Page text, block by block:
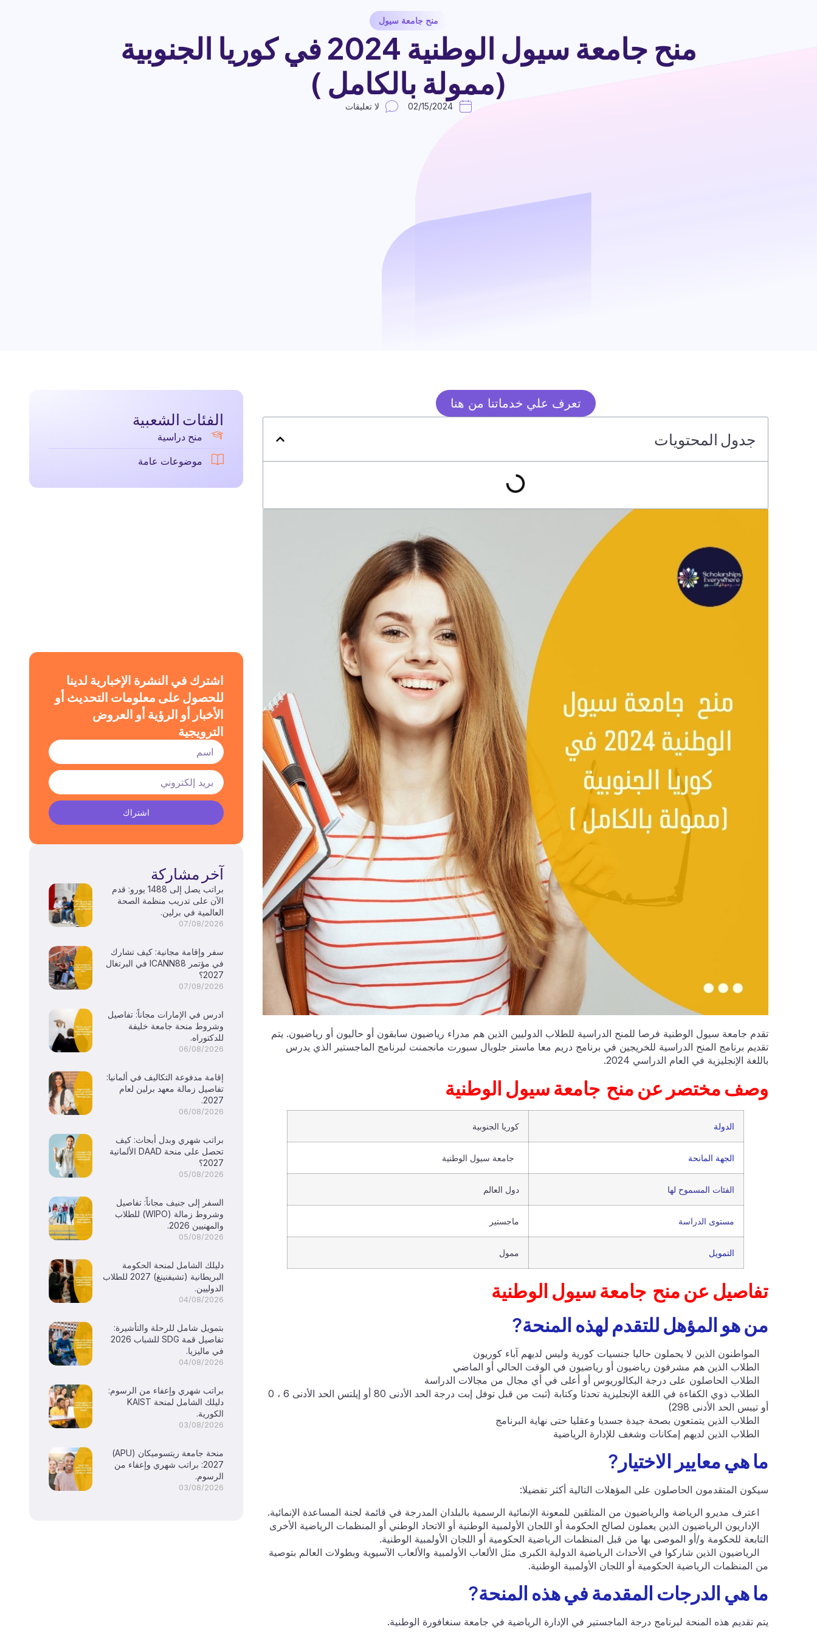
منح جامعة سيول
منح جامعة سيول الوطنية 2024 في كوريا الجنوبية
(ممولة بالكامل )
02/15/2024 لا تعليقات
تعرف علي خدماتنا من هنا
جدول المحتويات
تقدم جامعة سيول الوطنية فرصا للمنح الدراسية للطلاب الدوليين الذين هم مدراء رياضيون سابقون أو حاليون أو رياضيون. يتم
تقديم برنامج المنح الدراسية للخريجين في برنامج دريم معا ماستر جلوبال سبورت مانجمنت لبرنامج الماجستير الذي يدرس
باللغة الإنجليزية في العام الدراسي 2024.
وصف مختصر عن منح جامعة سيول الوطنية
الدولة كوريا الجنوبية
الجهة المانحة جامعة سيول الوطنية
الفئات المسموح لها دول العالم
مستوى الدراسة ماجستير
التمويل ممول
تفاصيل عن منح جامعة سيول الوطنية
من هو المؤهل للتقدم لهذه المنحة?
المواطنون الذين لا يحملون حاليا جنسيات كورية وليس لديهم آباء كوريون
الطلاب الذين هم مشرفون رياضيون أو رياضيون في الوقت الحالي أو الماضي
الطلاب الحاصلون على درجة البكالوريوس أو أعلى في أي مجال من مجالات الدراسة
الطلاب ذوي الكفاءة في اللغة الإنجليزية تحدثا وكتابة (ثبت من قبل توفل إبت درجة الحد الأدنى 80 أو إيلتس الحد الأدنى 6 ، 0
أو تيبس الحد الأدنى 298)
الطلاب الذين يتمتعون بصحة جيدة جسديا وعقليا حتى نهاية البرنامج
الطلاب الذين لديهم إمكانات وشغف للإدارة الرياضية
ما هي معايير الاختيار?
سيكون المتقدمون الحاصلون على المؤهلات التالية أكثر تفضيلا:
اعترف مديرو الرياضة والرياضيون من المتلقين للمعونة الإنمائية الرسمية بالبلدان المدرجة في قائمة لجنة المساعدة الإنمائية.
الإداريون الرياضيون الذين يعملون لصالح الحكومة أو اللجان الأولمبية الوطنية أو الاتحاد الوطني أو المنظمات الرياضية الأخرى
التابعة للحكومة و/أو الموصى بها من قبل المنظمات الرياضية الحكومية أو اللجان الأولمبية الوطنية.
الرياضيون الذين شاركوا في الأحداث الرياضية الدولية الكبرى مثل الألعاب الأولمبية والألعاب الآسيوية وبطولات العالم بتوصية
من المنظمات الرياضية الحكومية أو اللجان الأولمبية الوطنية.
ما هي الدرجات المقدمة في هذه المنحة?
يتم تقديم هذه المنحة لبرنامج درجة الماجستير في الإدارة الرياضية في جامعة سنغافورة الوطنية.
الفئات الشعبية
منح دراسية
موضوعات عامة
اشترك في النشرة الإخبارية لدينا
للحصول على معلومات التحديث أو
الأخبار أو الرؤية أو العروض
الترويجية
اشتراك
آخر مشاركة
براتب يصل إلى 1488 يورو: قدم
الآن على تدريب منظمة الصحة
العالمية في برلين.
07/08/2026
سفر وإقامة مجانية: كيف تشارك
في مؤتمر ICANN88 في البرتغال
2027؟
07/08/2026
ادرس في الإمارات مجاناً: تفاصيل
وشروط منحة جامعة خليفة
للدكتوراه.
06/08/2026
إقامة مدفوعة التكاليف في ألمانيا:
تفاصيل زمالة معهد برلين لعام
2027.
06/08/2026
براتب شهري وبدل أبحاث: كيف
تحصل على منحة DAAD الألمانية
2027؟
05/08/2026
السفر إلى جنيف مجاناً: تفاصيل
وشروط زمالة (WIPO) للطلاب
والمهنيين 2026.
05/08/2026
دليلك الشامل لمنحة الحكومة
البريطانية (تشيفنينغ) 2027 للطلاب
الدوليين.
04/08/2026
بتمويل شامل للرحلة والتأشيرة:
تفاصيل قمة SDG للشباب 2026
في ماليزيا.
04/08/2026
براتب شهري وإعفاء من الرسوم:
دليلك الشامل لمنحة KAIST
الكورية.
03/08/2026
منحة جامعة ريتسوميكان (APU)
2027: براتب شهري وإعفاء من
الرسوم.
03/08/2026